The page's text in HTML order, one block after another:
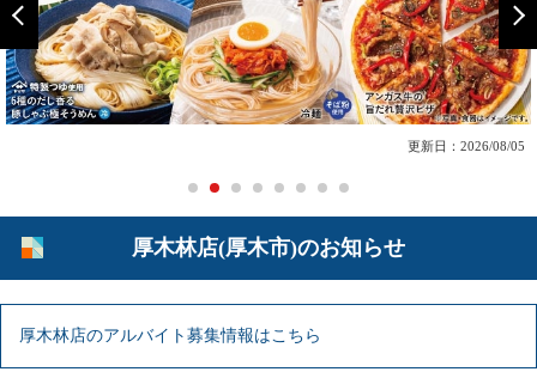
更新日：2026/08/05
厚木林店(厚木市)のお知らせ
厚木林店のアルバイト募集情報はこちら